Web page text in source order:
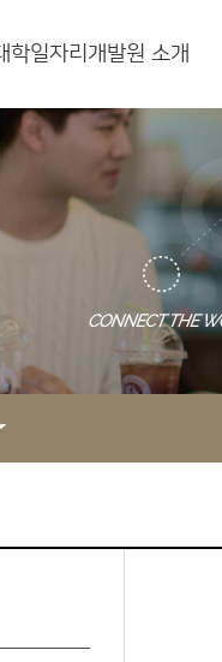
학일자리개발원 소개